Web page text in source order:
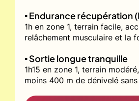
▪️ Endurance récupération
1h en zone 1, terrain facile,
relâchement musculaire et la
▪️ Sortie longue tranquille
1h15 en zone 1, terrain
moins 400 m de dénivelé